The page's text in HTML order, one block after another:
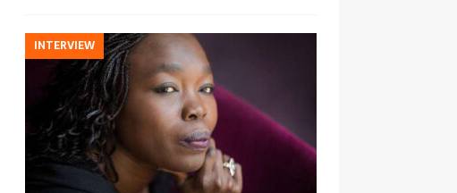
INTERVIEW